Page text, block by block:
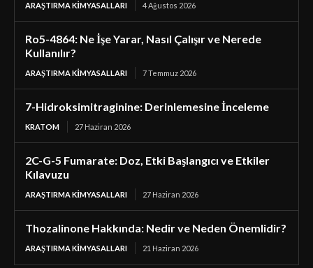
ARAŞTIRMA KIMYASALLARI 4 Ağustos 2026
Ro5-4864: Ne İşe Yarar, Nasıl Çalışır ve Nerede
Kullanılır?
ARAŞTIRMA KIMYASALLARI 7 Temmuz 2026
7-Hidroksimitraginine: Derinlemesine İnceleme
KRATOM 27 Haziran 2026
2C-G-5 Fumarate: Doz, Etki Başlangıcı ve Etkiler
Kılavuzu
ARAŞTIRMA KIMYASALLARI 27 Haziran 2026
Thozalinone Hakkında: Nedir ve Neden Önemlidir?
ARAŞTIRMA KIMYASALLARI 21 Haziran 2026